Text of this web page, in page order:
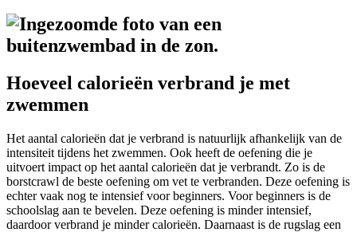
Hoeveel calorieën verbrand je met
zwemmen
Het aantal calorieën dat je verbrand is natuurlijk afhankelijk van de
intensiteit tijdens het zwemmen. Ook heeft de oefening die je
uitvoert impact op het aantal calorieën dat je verbrandt. Zo is de
borstcrawl de beste oefening om vet te verbranden. Deze oefening is
echter vaak nog te intensief voor beginners. Voor beginners is de
schoolslag aan te bevelen. Deze oefening is minder intensief,
daardoor verbrand je minder calorieën. Daarnaast is de rugslag een